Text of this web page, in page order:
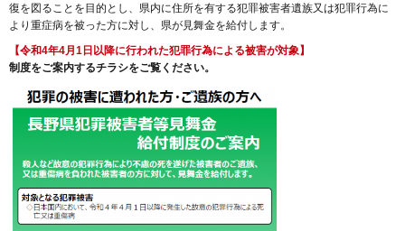
復を図ることを目的とし、県内に住所を有する犯罪被害者遺族又は犯罪行為に
より重症病を被った方に対し、県が見舞金を給付します。
【令和4年4月1日以降に行われた犯罪行為による被害が対象】
制度をご案内するチラシをご覧ください。